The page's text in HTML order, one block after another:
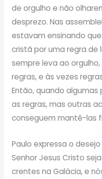
de orgulho e não
desprezo. Nas
estavam ensinando
cristã por uma regra de
sempre leva ao
regras, e às vezes
Então, quando
as regras, mas outras
conseguem mantê-las
Paulo expressa o
Senhor Jesus Cristo
crentes na Galácia, e